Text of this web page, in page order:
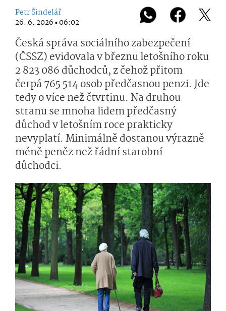
Petr Šindelář
26. 6. 2026 ▪ 06:02
Česká správa sociálního zabezpečení
(ČSSZ) evidovala v březnu letošního roku
2 823 086 důchodců, z čehož přitom
čerpá 765 514 osob předčasnou penzi. Jde
tedy o více než čtvrtinu. Na druhou
stranu se mnoha lidem předčasný
důchod v letošním roce prakticky
nevyplatí. Minimálně dostanou výrazně
méně peněz než řádní starobní
důchodci.